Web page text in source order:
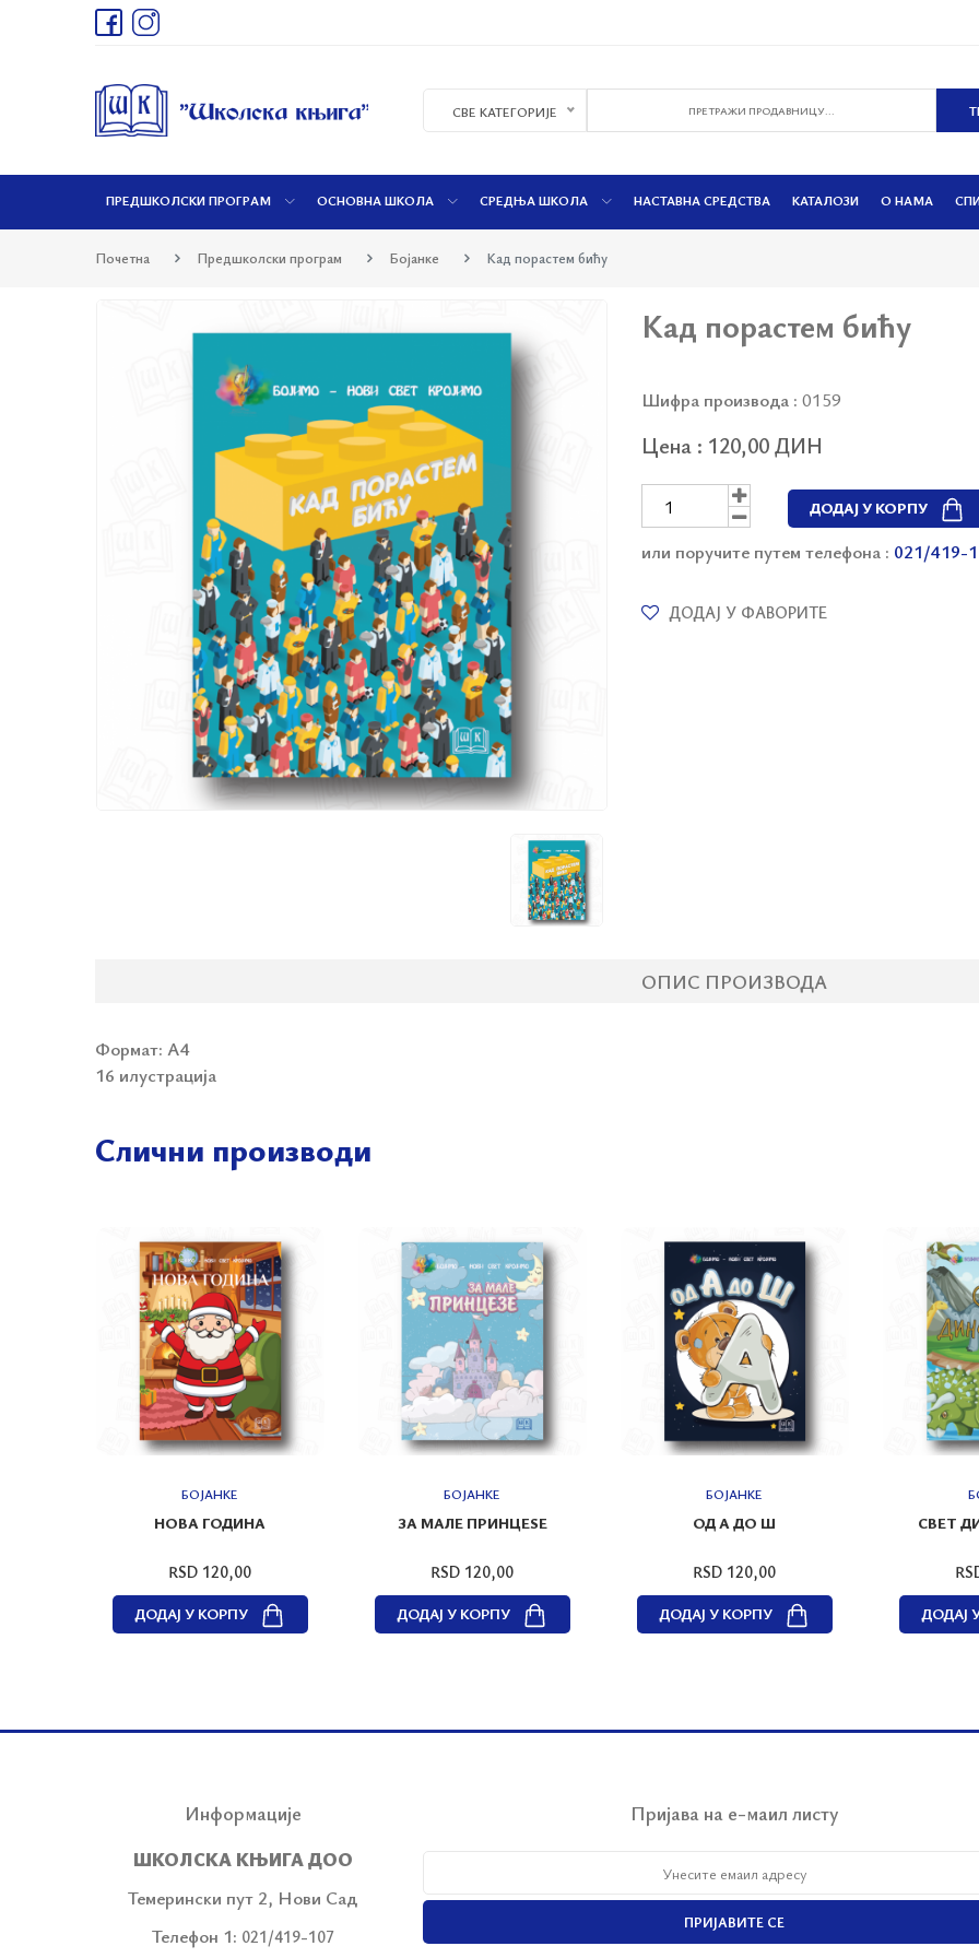
СВЕ КАТЕГОРИЈЕ
ПРЕДШКОЛСКИ ПРОГРАМ ОСНОВНА ШКОЛА СРЕДЊА ШКОЛА НАСТАВНА СРЕДСТВА КАТАЛОЗИ О НАМА
Почетна Предшколски програм Бојанке Кад порастем бићу
Кад порастем бићу
Шифра производа : 0159
Цена : 120,00 ДИН
ДОДАЈ У КОРПУ
или поручите путем телефона : 021/419-
ДОДАЈ У ФАВОРИТЕ
ОПИС ПРОИЗВОДА
Формат: А4
16 илустрација
Слични производи
БОЈАНКЕ
НОВА ГОДИНА
RSD 120,00
ДОДАЈ У КОРПУ
БОЈАНКЕ
ЗА МАЛЕ ПРИНЦЕЅЕ
RSD 120,00
ДОДАЈ У КОРПУ
БОЈАНКЕ
ОД А ДО Ш
RSD 120,00
ДОДАЈ У КОРПУ
СВЕТ
ДОДАЈ
Информације
ШКОЛСКА КЊИГА ДОО
Темерински пут 2, Нови Сад
Телефон 1: 021/419-107
Пријава на е-маил листу
ПРИЈАВИТЕ СЕ